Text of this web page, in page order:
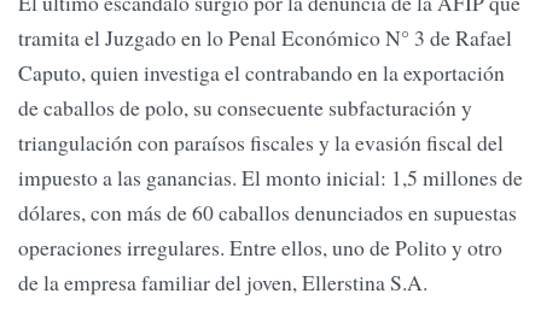
tramita el Juzgado en lo Penal Económico N° 3 de Rafael
Caputo, quien investiga el contrabando en la exportación
de caballos de polo, su consecuente subfacturación y
triangulación con paraísos fiscales y la evasión fiscal del
impuesto a las ganancias. El monto inicial: 1,5 millones de
dólares, con más de 60 caballos denunciados en supuestas
operaciones irregulares. Entre ellos, uno de Polito y otro
de la empresa familiar del joven, Ellerstina S.A.